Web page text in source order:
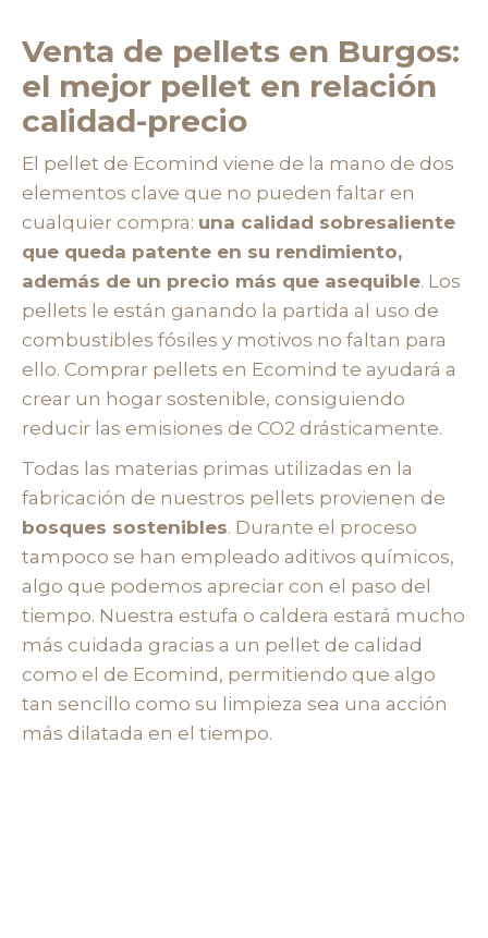
Venta de pellets en Burgos:
el mejor pellet en relación
calidad-precio
El pellet de Ecomind viene de la mano de dos
elementos clave que no pueden faltar en
cualquier compra: una calidad sobresaliente
que queda patente en su rendimiento,
además de un precio más que asequible. Los
pellets le están ganando la partida al uso de
combustibles fósiles y motivos no faltan para
ello. Comprar pellets en Ecomind te ayudará a
crear un hogar sostenible, consiguiendo
reducir las emisiones de CO2 drásticamente.
Todas las materias primas utilizadas en la
fabricación de nuestros pellets provienen de
bosques sostenibles. Durante el proceso
tampoco se han empleado aditivos químicos,
algo que podemos apreciar con el paso del
tiempo. Nuestra estufa o caldera estará mucho
más cuidada gracias a un pellet de calidad
como el de Ecomind, permitiendo que algo
tan sencillo como su limpieza sea una acción
más dilatada en el tiempo.